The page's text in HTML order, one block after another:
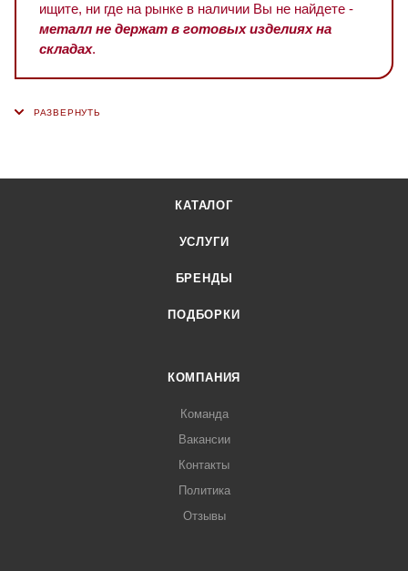
ищите, ни где на рынке в наличии Вы не найдете -
металл не держат в готовых изделиях на
складах.
КАТАЛОГ
УСЛУГИ
БРЕНДЫ
ПОДБОРКИ
КОМПАНИЯ
Команда
Вакансии
Контакты
Политика
Отзывы